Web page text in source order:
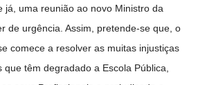
já, uma reunião ao novo Ministro da
de urgência. Assim, pretende-se que, o
comece a resolver as muitas injustiças
que têm degradado a Escola Pública,